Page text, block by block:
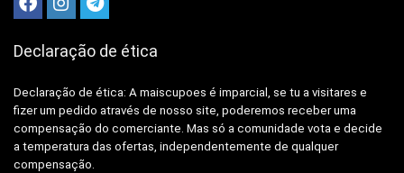
Declaração de ética
Declaração de ética: A maiscupoes é imparcial, se tu a visitares e
fizer um pedido através de nosso site, poderemos receber uma
compensação do comerciante. Mas só a comunidade vota e decide
a temperatura das ofertas, independentemente de qualquer
compensação.